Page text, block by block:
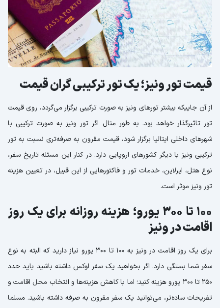
قیمت تور ونیز؛ یک تور ترکیبی گران قیمت
از آن جاییکه بیشتر تورهای ونیز به صورت ترکیبی برگزار می‌گردد، روی قیمت
تور تاثیرگذار خواهد بود. به طور مثال اگر تور ونیز به صورت ترکیبی با
شهرهای داخلی ایتالیا برگزار شود، قیمت مقرون به صرفه‌تری نسبت به تور
ترکیبی ونیز با دیگر کشورهای اروپایی دارد. در کنار این مسئله تاریخ سفر،
نوع هتل، ایرلاین، خدمات تور و فاکتورهایی از این قبیل، در تعیین هزینه
تور ونیز موثر است.
100 تا 300 یورو؛ هزینه روزانه برای یک روز
اقامت در ونیز
برای یک روز اقامت در ونیز به 100 تا 300 یورو نیاز دارید که البته به نوع
سفر شما بستگی دارد. اگر بخواهید یک سفر لوکس داشته باشید باید حدد
250 تا 300 یورو هزینه کنید؛ اما با کاهش هزینه‌ها و انتخاب محل اقامت و
تفریحات ساده‌تر، می‌توانید یک سفر مقرون به صرفه داشته باشید. مسلما